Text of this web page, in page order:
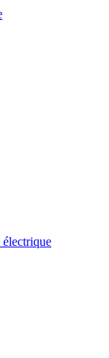
électrique